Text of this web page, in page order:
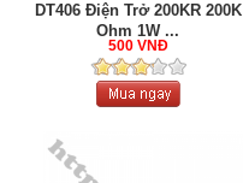
DT406 Điện Trở 200KR 200K
Ohm 1W ...
500 VNĐ